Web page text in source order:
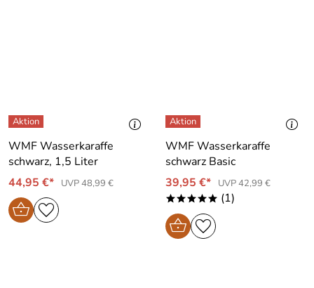
WMF Wasserkaraffe
schwarz, 1,5 Liter
44,95 €*
UVP 48,99 €
WMF Wasserkaraffe
schwarz Basic
39,95 €*
UVP 42,99 €
***** (1)